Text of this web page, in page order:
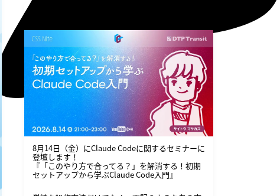
8月14日（金）にClaude Codeに関するセミナーに
登壇します！
『「このやり方で合ってる？」を解消する！初期
セットアップから学ぶClaude Code入門』